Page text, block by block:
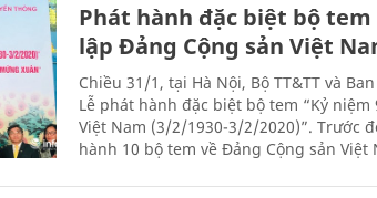
Phát hành đặc biệt bộ
lập Đảng Cộng sản Việt
Chiều 31/1, tại Hà Nội, Bộ TT&TT và
Lễ phát hành đặc biệt bộ tem “Kỷ
Việt Nam (3/2/1930-3/2/2020)”. Trước
hành 10 bộ tem về Đảng Cộng sản Việt